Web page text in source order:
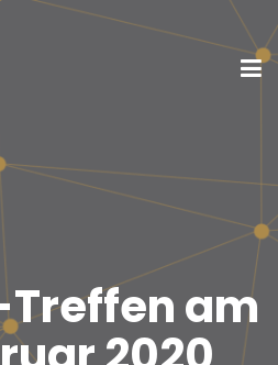
am